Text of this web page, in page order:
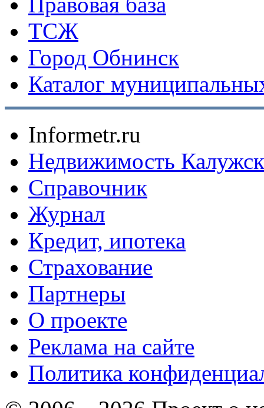
ТСЖ
Город Обнинск
Каталог
Informetr.ru
Недвижимость
Справочник
Журнал
Кредит, ипотека
Страхование
Партнеры
O проекте
Реклама на сайте
Политика